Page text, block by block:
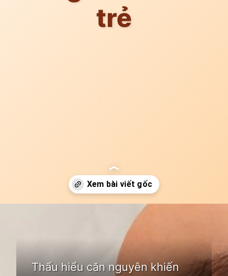
trẻ
https://idep.edu.vn/xoa-tham-quang-mat
Thấu hiểu căn nguyên khiến